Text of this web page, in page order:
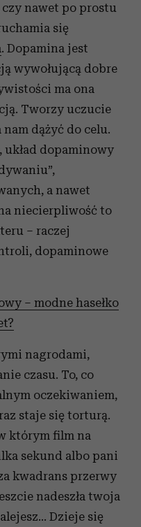
nawet po prostu
się
. Dopamina jest
wywołującą dobre
ma ona
Tworzy uczucie
dążyć do celu.
układ dopaminowy
a nawet
niecierpliwość to
– raczej
dopaminowe
– modne hasełko
nagrodami,
czasu. To, co
oczekiwaniem,
staje się torturą.
którym film na
sekund albo pani
kwadrans przerwy
nadeszła twoja
Dzieje się